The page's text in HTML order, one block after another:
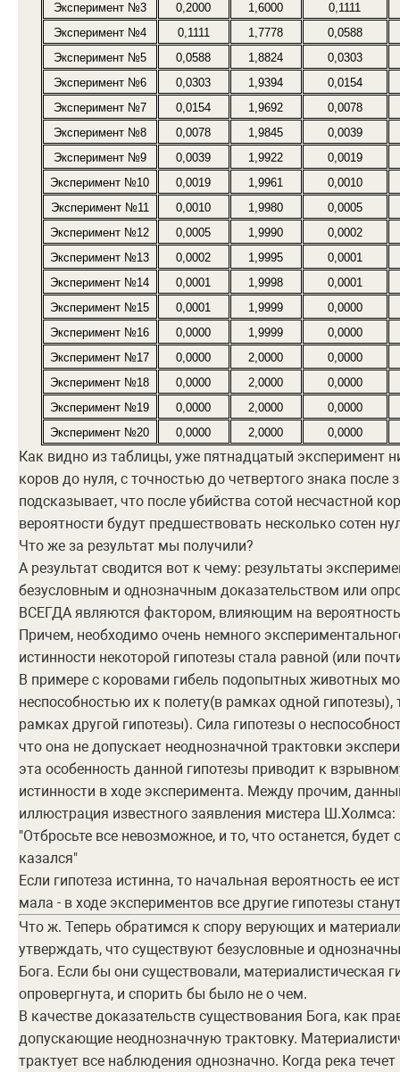
Эксперимент №3
0,2000 1,6000
0,1111
Эксперимент №4
0,1111 1,7778
0,0588
Эксперимент №5
0,0588 1,8824
0,0303
Эксперимент №6
0,0303 1,9394
0,0154
Эксперимент №7
0,0154 1,9692
0,0078
Эксперимент №8
0,0078 1,9845
0,0039
Эксперимент №9
0,0039 1,9922
0,0019
Эксперимент №10
0,0019 1,9961
0,0010
Эксперимент №11
0,0010 1,9980
0,0005
Эксперимент №12
0,0005 1,9990
0,0002
Эксперимент №13
0,0002 1,9995
0,0001
Эксперимент №14
0,0001 1,9998
0,0001
Эксперимент №15
0,0001 1,9999
0,0000
Эксперимент №16
0,0000 1,9999
0,0000
Эксперимент №17
0,0000 2,0000
0,0000
Эксперимент №18
0,0000 2,0000
0,0000
Эксперимент №19
0,0000 2,0000
0,0000
Эксперимент №20
0,0000 2,0000 0,0000
Как видно из таблицы, уже пятнадцатый эксперимент
коров до нуля, с точностью до четвертого знака после
подсказывает, что после убийства сотой несчастной
вероятности будут предшествовать несколько сотен
Что же за результат мы получили?
А результат сводится вот к чему: результаты
безусловным и однозначным доказательством или
ВСЕГДА являются фактором, влияющим на вероятность
Причем, необходимо очень немного
истинности некоторой гипотезы стала равной (или
В примере с коровами гибель подопытных животных
неспособностью их к полету(в рамках одной
рамках другой гипотезы). Сила гипотезы о
что она не допускает неоднозначной трактовки
эта особенность данной гипотезы приводит к
истинности в ходе эксперимента. Между прочим,
иллюстрация известного заявления мистера Ш.Холмса:
"Отбросьте все невозможное, и то, что останется,
казался"
Если гипотеза истинна, то начальная вероятность ее
мала - в ходе экспериментов все другие гипотезы
Что ж. Теперь обратимся к спору верующих и
утверждать, что существуют безусловные и
Бога. Если бы они существовали, материалистическая
опровергнута, и спорить бы было не о чем.
В качестве доказательств существования Бога, как
допускающие неоднозначную трактовку.
трактует все наблюдения однозначно. Когда река